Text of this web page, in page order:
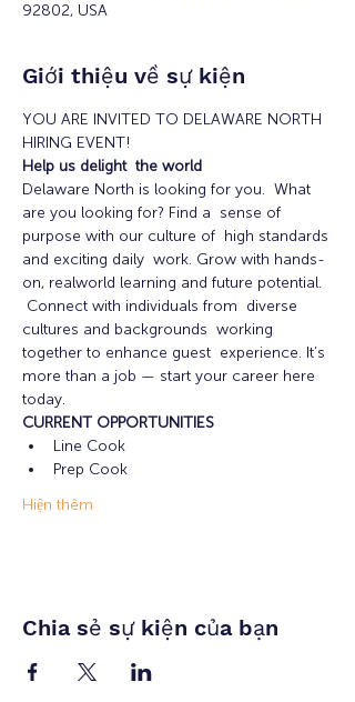
92802, USA
Giới thiệu về sự kiện
YOU ARE INVITED TO DELAWARE NORTH
HIRING EVENT!
Help us delight  the world
Delaware North is looking for you.  What
are you looking for? Find a  sense of
purpose with our culture of  high standards
and exciting daily  work. Grow with hands-
on, realworld learning and future potential.
Connect with individuals from  diverse
cultures and backgrounds  working
together to enhance guest  experience. It’s
more than a job — start your career here
today.
CURRENT OPPORTUNITIES
Line Cook
Prep Cook
Hiện thêm
Chia sẻ sự kiện của bạn